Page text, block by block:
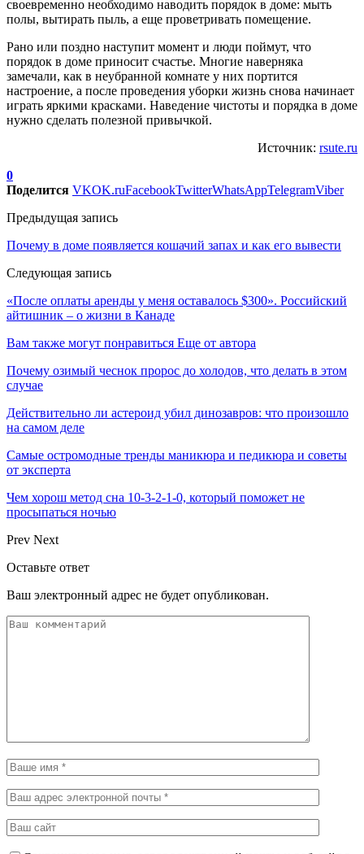
своевременно необходимо наводить порядок в доме: мыть
полы, вытирать пыль, а еще проветривать помещение.
Рано или поздно наступит момент и люди поймут, что
порядок в доме приносит счастье. Многие наверняка
замечали, как в неубранной комнате у них портится
настроение, а после проведения уборки жизнь снова начинает
играть яркими красками. Наведение чистоты и порядка в доме
нужно сделать полезной привычкой.
Источник: rsute.ru
0
Поделится VKOK.ruFacebookTwitterWhatsAppTelegramViber
Предыдущая запись
Почему в доме появляется кошачий запах и как его вывести
Следующая запись
«После оплаты аренды у меня оставалось $300». Российский
айтишник – о жизни в Канаде
Вам также могут понравиться Еще от автора
Почему озимый чеснок пророс до холодов, что делать в этом
случае
Действительно ли астероид убил динозавров: что произошло
на самом деле
Самые остромодные тренды маникюра и педикюра и советы
от эксперта
Чем хорош метод сна 10-3-2-1-0, который поможет не
просыпаться ночью
Prev Next
Оставьте ответ
Ваш электронный адрес не будет опубликован.